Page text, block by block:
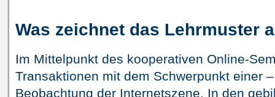
Was zeichnet das Lehrmuster
Im Mittelpunkt des kooperativen Online-
Transaktionen mit dem Schwerpunkt einer
Beobachtung der Internetszene. In den